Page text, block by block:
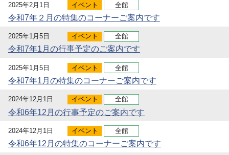
2025年2月1日 イベント 全館
令和7年２月の特集のコーナーご案内です
2025年1月5日 イベント 全館
令和7年1月の行事予定のご案内です
2025年1月5日 イベント 全館
令和7年1月の特集のコーナーご案内です
2024年12月1日 イベント 全館
令和6年12月の行事予定のご案内です
2024年12月1日 イベント 全館
令和6年12月の特集のコーナーご案内です